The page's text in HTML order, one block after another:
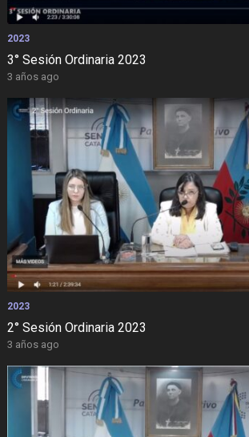
2023
3° Sesión Ordinaria 2023
3 años ago
2023
2° Sesión Ordinaria 2023
3 años ago